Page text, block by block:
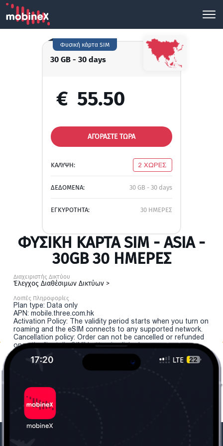
30 GB - 30 days
Φυσική κάρτα SIM
€ 55.50
ΑΓΟΡΑΣΤΕ ΤΩΡΑ
ΚΑΛΥΨΗ: 2 ΧΩΡΕΣ
ΔΕΔΟΜΕΝΑ: 30 GB - 30 days
ΕΓΚΥΡΟΤΗΤΑ: 30 ΗΜΕΡΕΣ
ΦΥΣΙΚΉ ΚΆΡΤΑ SIM - ASIA -
30GB 30 ΗΜΕΡΕΣ
Διαχειριστής Δικτύου
Έλεγχος Διαθέσιμων Δικτύων >
Λοιπές Πληροφορίες
Plan type: Data only
APN: mobile.three.com.hk
Activation Policy: The validity period starts when you turn on
roaming and the eSIM connects to any supported network.
Cancellation policy: Order can not be cancelled or refunded
once the "install eSIM" button is clicked.